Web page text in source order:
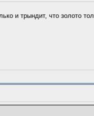
и трындит, что золото